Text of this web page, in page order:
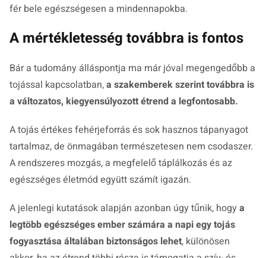
fér bele egészségesen a mindennapokba.
A mértékletesség továbbra is fontos
Bár a tudomány álláspontja ma már jóval megengedőbb a
tojással kapcsolatban,a szakemberek szerint továbbra is
a változatos, kiegyensúlyozott étrend a legfontosabb.
A tojás értékes fehérjeforrás és sok hasznos tápanyagot
tartalmaz, de önmagában természetesen nem csodaszer.
A rendszeres mozgás, a megfelelő táplálkozás és az
egészséges életmód együtt számít igazán.
A jelenlegi kutatások alapján azonban úgy tűnik, hogy a
legtöbb egészséges ember számára a napi egy tojás
fogyasztása általában biztonságos lehet, különösen